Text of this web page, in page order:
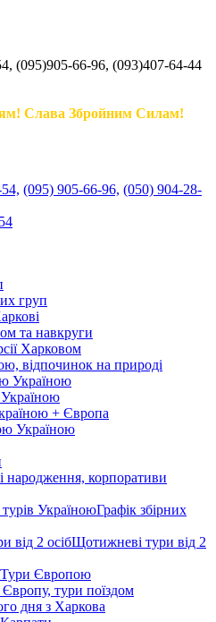
(095)905-66-96, (093)407-64-44
Слава Збройним Силам!
(095) 905-66-96, (050) 904-28-
груп
та навкруги
Харковом
відпочинок на природі
Україною
+ Європа
Україною
народження, корпоративи
Графік збірних
Щотижневі тури від 2
Тури Європою
тури поїздом
дня з Харкова